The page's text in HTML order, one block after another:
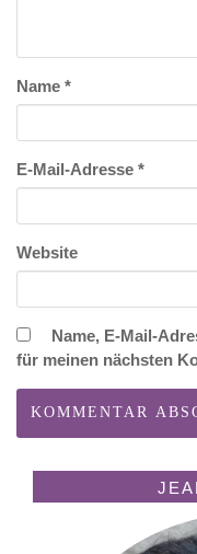
Name *
E-Mail-Adresse *
Website
Name, E-Mail-
für meinen nächsten